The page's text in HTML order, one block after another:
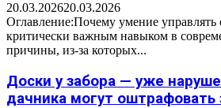
20.03.202620.03.2026
Оглавление:Почему умение управлять
критически важным навыком в
причины, из-за которых...
Доски у забора — уже
дачника могут оштрафовать